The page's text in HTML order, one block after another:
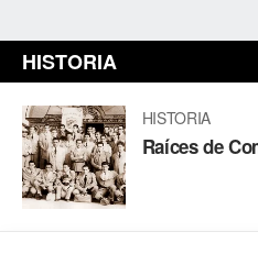
HISTORIA
HISTORIA
Raíces de